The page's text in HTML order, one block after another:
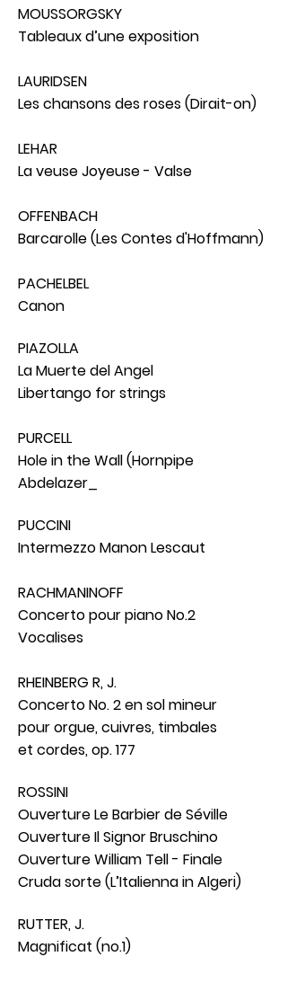
MOUSSORGSKY
Tableaux d’une exposition
LAURIDSEN
Les chansons des roses (Dirait-on)
LEHAR
La veuse Joyeuse - Valse
OFFENBACH
Barcarolle (Les Contes d'Hoffmann)
PACHELBEL
Canon
PIAZOLLA
La Muerte del Angel
Libertango for strings
PURCELL
Hole in the Wall (Hornpipe
Abdelazer_
PUCCINI
Intermezzo Manon Lescaut
RACHMANINOFF
Concerto pour piano No.2
Vocalises
RHEINBERG R, J.
Concerto No. 2 en sol mineur
pour orgue, cuivres, timbales
et cordes, op. 177
ROSSINI
Ouverture Le Barbier de Séville
Ouverture Il Signor Bruschino
Ouverture William Tell - Finale
Cruda sorte (L’Italienna in Algeri)
RUTTER, J.
Magnificat (no.1)